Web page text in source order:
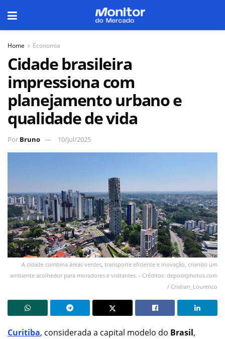
Home Economia
Cidade brasileira
impressiona com
planejamento urbano e
qualidade de vida
Por Bruno 10/jul/2025
A cidade combina áreas verdes, transporte eficiente e inovação, criando um
ambiente acolhedor para moradores e visitantes. - Créditos: depositphotos.com
/ Cristian_Lourenco
Curitiba, considerada a capital modelo do Brasil,